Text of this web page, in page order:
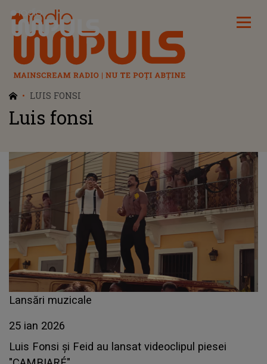
Radio Impuls
LUIS FONSI
Luis fonsi
Lansări muzicale
25 ian 2026
Luis Fonsi și Feid au lansat videoclipul piesei